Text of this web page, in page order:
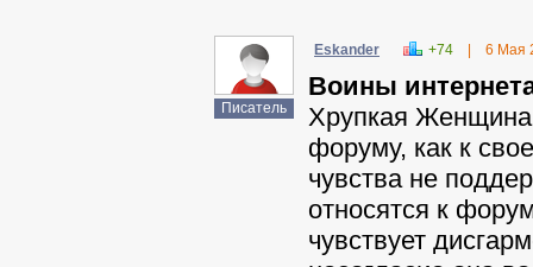
Писатель
Eskander +74 6 Мая
Воины
Хрупкая Женщина
форуму, как к
чувства не
относятся к
чувствует